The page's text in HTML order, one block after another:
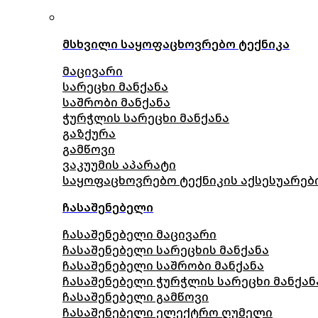
მსხვილი საყოფაცხოვრებო ტექნიკა
მაცივარი
სარეცხი მანქანა
საშრობი მანქანა
ჭურჭლის სარეცხი მანქანა
გაზქურა
გამწოვი
ვაკუუმის აპარატი
საყოფაცხოვრებო ტექნიკის
ჩასაშენებელი
ჩასაშენებელი მაცივარი
ჩასაშენებელი სარეცხის მანქანა
ჩასაშენებელი საშრობი მანქანა
ჩასაშენებელი ჭურჭლის სარეცხი
ჩასაშენებელი გამწოვი
ჩასაშენებელი ელექტრო ღუმელი